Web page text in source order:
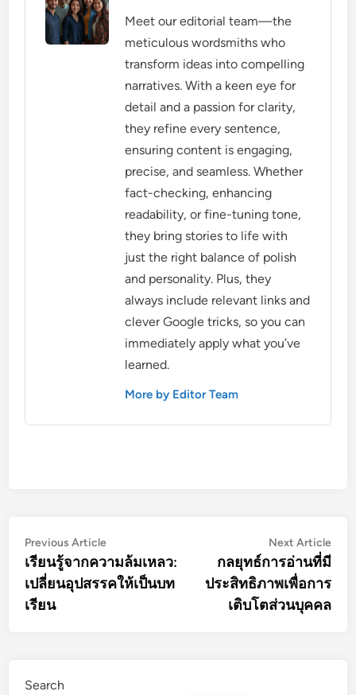
Meet our editorial team—the
meticulous wordsmiths who
transform ideas into compelling
narratives. With a keen eye for
detail and a passion for clarity,
they refine every sentence,
ensuring content is engaging,
precise, and seamless. Whether
fact-checking, enhancing
readability, or fine-tuning tone,
they bring stories to life with
just the right balance of polish
and personality. Plus, they
always include relevant links and
clever Google tricks, so you can
immediately apply what you’ve
learned.
More by Editor Team
Post
navigation
Previous ArticlePrevious
article:
เรียนรู้จากความล้มเหลว:
เปลี่ยนอุปสรรคให้เป็นบท
เรียน
Next Article
กลยุทธ์การอ่านที่มี
ประสิทธิภาพเพื่อการ
เติบโตส่วนบุคคล
Search